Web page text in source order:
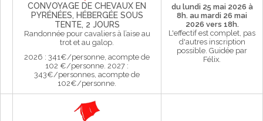
CONVOYAGE DE CHEVAUX EN
PYRÉNÉES, HÉBERGÉE SOUS
TENTE, 2 JOURS
Randonnée pour cavaliers à l’aise au
trot et au galop.
2026 : 341€/personne, acompte de
102 €/personne. 2027 :
343€/personnes, acompte de
102€/personne.
du lundi 25 mai 2026 à
8h. au mardi 26 mai
2026 vers 18h.
L'effectif est complet, pas
d'autres inscription
possible. Guidée par
Félix.